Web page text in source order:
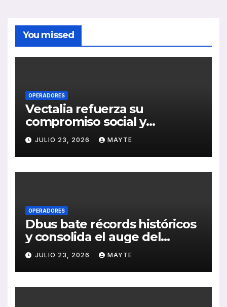
You missed
OPERADORES
Vectalia refuerza su
compromiso social y
medioambiental con la
publicación de su Memoria
de RSC 2025
JULIO 23, 2026 MAYTE
OPERADORES
Dbus bate récords históricos
y consolida el auge del
transporte público en San
Sebastián
JULIO 23, 2026 MAYTE